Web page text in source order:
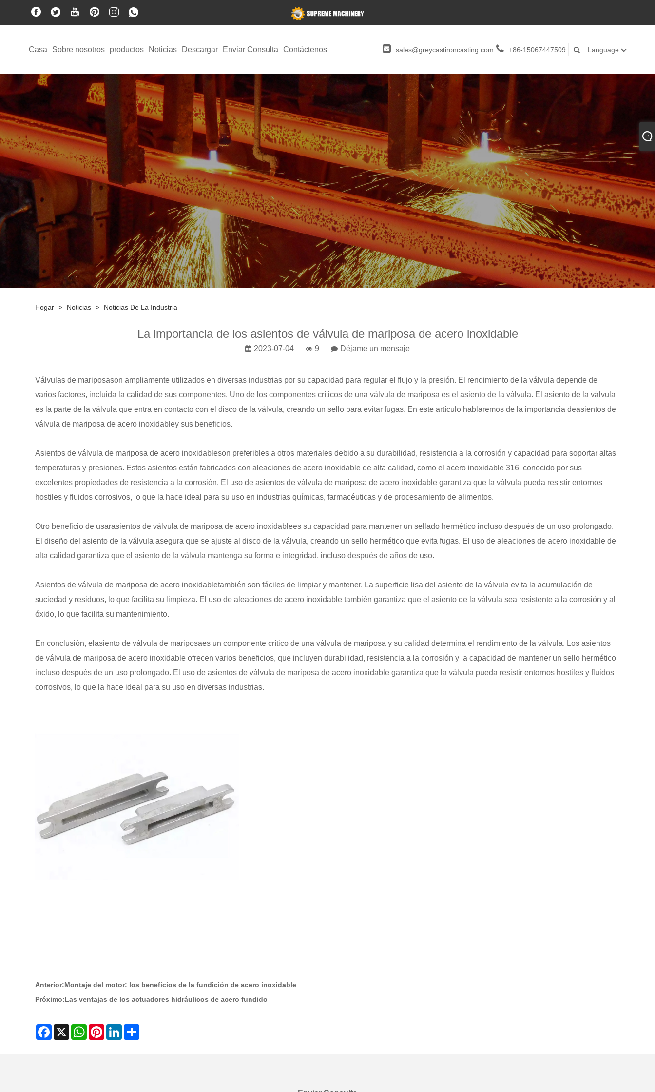
Casa Sobre nosotros productos Noticias Descargar Enviar Consulta Contáctenos sales@greycastironcasting.com +86-15067447509 Language
Hogar > Noticias > Noticias De La Industria
La importancia de los asientos de válvula de mariposa de acero inoxidable
2023-07-04 9 Déjame un mensaje
Válvulas de mariposason ampliamente utilizados en diversas industrias por su capacidad para regular el flujo y la presión. El rendimiento de la válvula depende de
varios factores, incluida la calidad de sus componentes. Uno de los componentes críticos de una válvula de mariposa es el asiento de la válvula. El asiento de la válvula
es la parte de la válvula que entra en contacto con el disco de la válvula, creando un sello para evitar fugas. En este artículo hablaremos de la importancia deasientos de
válvula de mariposa de acero inoxidabley sus beneficios.
Asientos de válvula de mariposa de acero inoxidableson preferibles a otros materiales debido a su durabilidad, resistencia a la corrosión y capacidad para soportar altas
temperaturas y presiones. Estos asientos están fabricados con aleaciones de acero inoxidable de alta calidad, como el acero inoxidable 316, conocido por sus
excelentes propiedades de resistencia a la corrosión. El uso de asientos de válvula de mariposa de acero inoxidable garantiza que la válvula pueda resistir entornos
hostiles y fluidos corrosivos, lo que la hace ideal para su uso en industrias químicas, farmacéuticas y de procesamiento de alimentos.
Otro beneficio de usarasientos de válvula de mariposa de acero inoxidablees su capacidad para mantener un sellado hermético incluso después de un uso prolongado.
El diseño del asiento de la válvula asegura que se ajuste al disco de la válvula, creando un sello hermético que evita fugas. El uso de aleaciones de acero inoxidable de
alta calidad garantiza que el asiento de la válvula mantenga su forma e integridad, incluso después de años de uso.
Asientos de válvula de mariposa de acero inoxidabletambién son fáciles de limpiar y mantener. La superficie lisa del asiento de la válvula evita la acumulación de
suciedad y residuos, lo que facilita su limpieza. El uso de aleaciones de acero inoxidable también garantiza que el asiento de la válvula sea resistente a la corrosión y al
óxido, lo que facilita su mantenimiento.
En conclusión, el asiento de válvula de mariposaes un componente crítico de una válvula de mariposa y su calidad determina el rendimiento de la válvula. Los asientos
de válvula de mariposa de acero inoxidable ofrecen varios beneficios, que incluyen durabilidad, resistencia a la corrosión y la capacidad de mantener un sello hermético
incluso después de un uso prolongado. El uso de asientos de válvula de mariposa de acero inoxidable garantiza que la válvula pueda resistir entornos hostiles y fluidos
corrosivos, lo que la hace ideal para su uso en diversas industrias.
Anterior:Montaje del motor: los beneficios de la fundición de acero inoxidable
Próximo:Las ventajas de los actuadores hidráulicos de acero fundido
Facebook
X WhatsAppPinterestLinkedIn